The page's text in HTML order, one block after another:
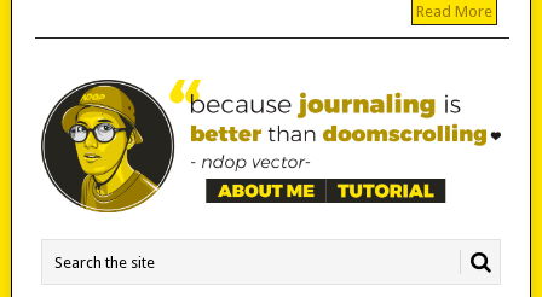
Read More